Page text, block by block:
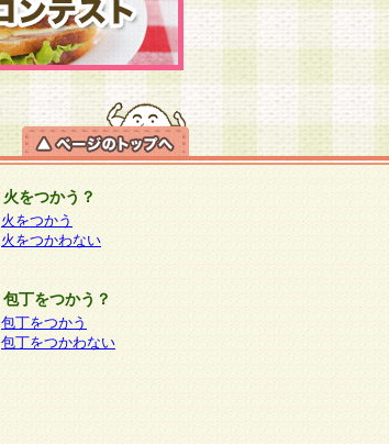
火をつかう？
火をつかう
火をつかわない
包丁をつかう？
包丁をつかう
包丁をつかわない